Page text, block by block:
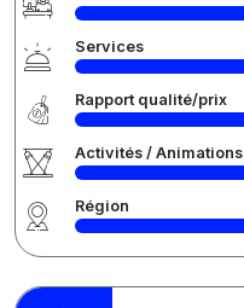
Services
Rapport qualité/prix
Activités / Animations
Région